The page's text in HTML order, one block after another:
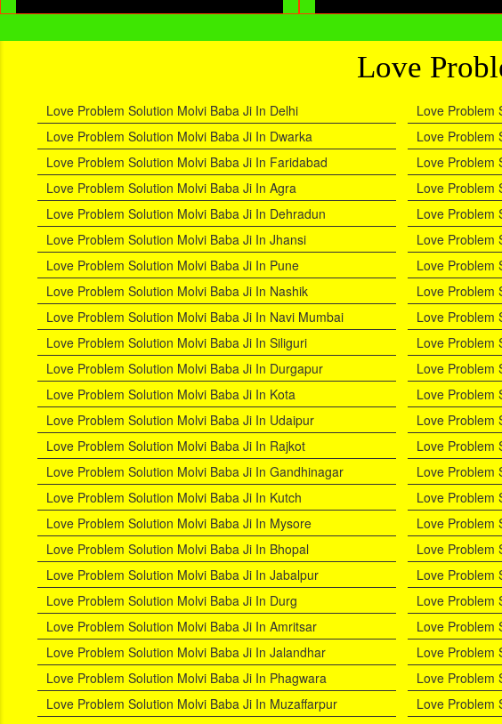
Love
Love Problem Solution Molvi Baba Ji In Delhi Love Problem
Love Problem Solution Molvi Baba Ji In Dwarka
Love Problem
Love Problem Solution Molvi Baba Ji In Faridabad
Love Problem
Love Problem Solution Molvi Baba Ji In Agra
Love Problem
Love Problem Solution Molvi Baba Ji In Dehradun
Love Problem
Love Problem Solution Molvi Baba Ji In Jhansi
Love Problem
Love Problem Solution Molvi Baba Ji In Pune
Love Problem
Love Problem Solution Molvi Baba Ji In Nashik
Love Problem
Love Problem Solution Molvi Baba Ji In Navi Mumbai
Love Problem
Love Problem Solution Molvi Baba Ji In Siliguri
Love Problem
Love Problem Solution Molvi Baba Ji In Durgapur
Love Problem
Love Problem Solution Molvi Baba Ji In Kota
Love Problem
Love Problem Solution Molvi Baba Ji In Udaipur
Love Problem
Love Problem Solution Molvi Baba Ji In Rajkot
Love Problem
Love Problem Solution Molvi Baba Ji In Gandhinagar
Love Problem
Love Problem Solution Molvi Baba Ji In Kutch
Love Problem
Love Problem Solution Molvi Baba Ji In Mysore
Love Problem
Love Problem Solution Molvi Baba Ji In Bhopal
Love Problem
Love Problem Solution Molvi Baba Ji In Jabalpur
Love Problem
Love Problem Solution Molvi Baba Ji In Durg
Love Problem
Love Problem Solution Molvi Baba Ji In Amritsar
Love Problem
Love Problem Solution Molvi Baba Ji In Jalandhar
Love Problem
Love Problem Solution Molvi Baba Ji In Phagwara
Love Problem
Love Problem Solution Molvi Baba Ji In Muzaffarpur
Love Problem